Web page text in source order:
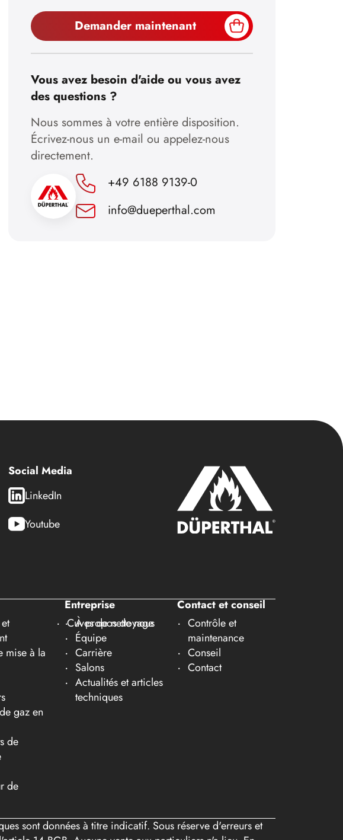
Demander maintenant
Vous avez besoin d'aide ou vous avez
des questions ?
Nous sommes à votre entière disposition.
Écrivez-nous un e-mail ou appelez-nous
directement.
+49 6188 9139-0
info@dueperthal.com
Social Media
LinkedIn
Youtube
mise à la
gaz en
de
de
Cuves de nettoyage
Entreprise
À propos de nous
Équipe
Carrière
Salons
Actualités et articles
techniques
Contact et conseil
Contrôle et
maintenance
Conseil
Contact
sont données à titre indicatif. Sous réserve d'erreurs et